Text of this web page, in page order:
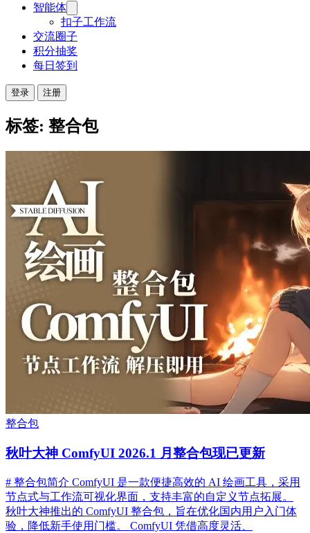
智能体
扣子工作流
交流圈子
积分抽奖
每日签到
登录 注册
标签: 整合包
整合包
秋叶大神 ComfyUI 2026.1 月整合包现已更新
# 整合包简介 ComfyUI 是一款便捷高效的 AI 绘画工具，采用
节点式与工作流可视化界面，支持丰富的自定义节点拓展。
秋叶大神推出的 ComfyUI 整合包，旨在优化国内用户入门体
验，降低新手使用门槛。 ComfyUI 凭借高度灵活、